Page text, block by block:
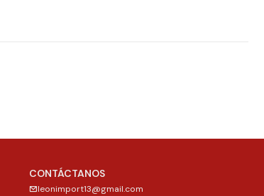
CONTÁCTANOS
leonimport13@gmail.com